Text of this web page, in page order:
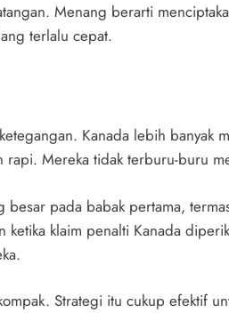
Menang berarti
terlalu cepat.
Kanada lebih banyak
Mereka tidak terburu-buru
pada babak pertama,
klaim penalti Kanada
Strategi itu cukup efektif